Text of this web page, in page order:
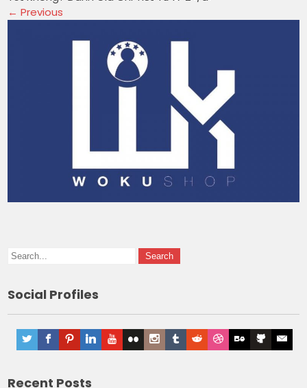
← Previous
Social Profiles
Recent Posts